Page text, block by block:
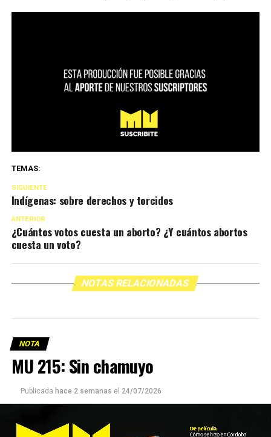
TEMAS:
SIGUIENTE
Indígenas: sobre derechos y torcidos
ANTERIOR
¿Cuántos votos cuesta un aborto? ¿Y cuántos abortos
cuesta un voto?
NOTAS RELACIONADAS
NOTA
MU 215: Sin chamuyo
Publicada hace 2 semanas el 24/07/2026